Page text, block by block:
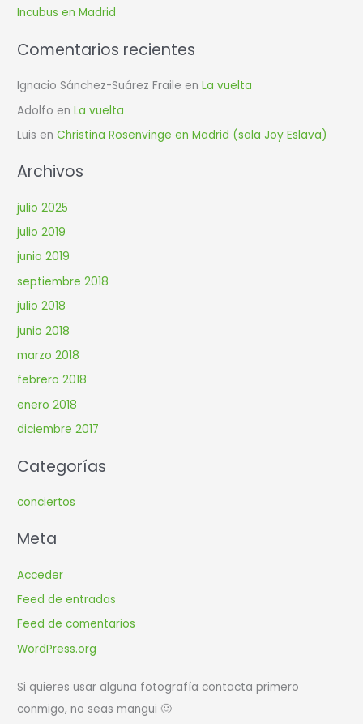
rIncubus en Madrid
Comentarios recientes
Ignacio Sánchez-Suárez Fraile enLa vuelta
Adolfo enLa vuelta
Luis enChristina Rosenvinge en Madrid (sala Joy Eslava)
Archivos
julio 2025
julio 2019
junio 2019
septiembre 2018
julio 2018
junio 2018
marzo 2018
febrero 2018
enero 2018
diciembre 2017
Categorías
conciertos
Meta
Acceder
Feed de entradas
Feed de comentarios
WordPress.org
Si quieres usar alguna fotografía contacta primero
conmigo, no seas mangui 🙂